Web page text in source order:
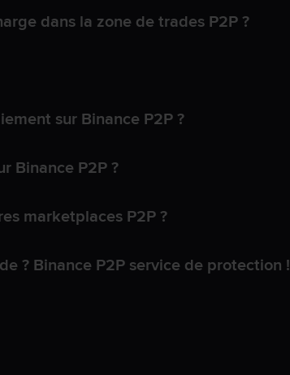
dans la zone de trades P2P ?
sur Binance P2P ?
Binance P2P ?
marketplaces P2P ?
? Binance P2P service de protection !